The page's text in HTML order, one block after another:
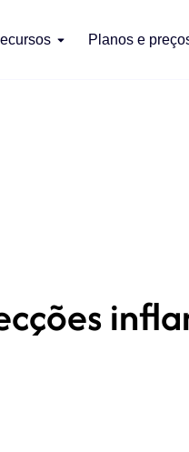
Planos e